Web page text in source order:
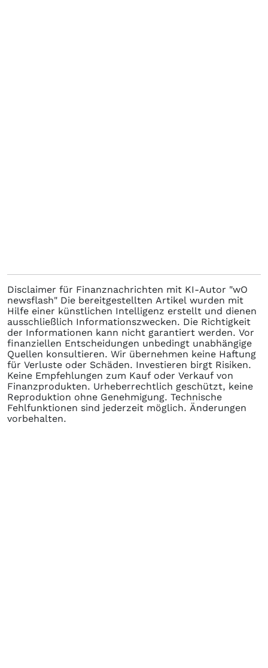
Disclaimer für Finanznachrichten mit KI-Autor "wO
newsflash" Die bereitgestellten Artikel wurden mit
Hilfe einer künstlichen Intelligenz erstellt und dienen
ausschließlich Informationszwecken. Die Richtigkeit
der Informationen kann nicht garantiert werden. Vor
finanziellen Entscheidungen unbedingt unabhängige
Quellen konsultieren. Wir übernehmen keine Haftung
für Verluste oder Schäden. Investieren birgt Risiken.
Keine Empfehlungen zum Kauf oder Verkauf von
Finanzprodukten. Urheberrechtlich geschützt, keine
Reproduktion ohne Genehmigung. Technische
Fehlfunktionen sind jederzeit möglich. Änderungen
vorbehalten.